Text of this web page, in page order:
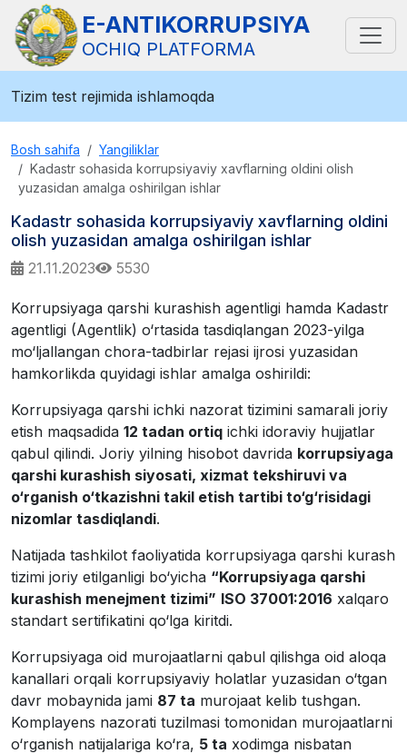
E-ANTIKORRUPSIYA
OCHIQ PLATFORMA
Tizim test rejimida ishlamoqda
Bosh sahifa
Yangiliklar
Kadastr sohasida korrupsiyaviy xavflarning oldini olish
yuzasidan amalga oshirilgan ishlar
Kadastr sohasida korrupsiyaviy xavflarning oldini
olish yuzasidan amalga oshirilgan ishlar
21.11.2023 5530
Korrupsiyaga qarshi kurashish agentligi hamda Kadastr
agentligi (Agentlik) o‘rtasida tasdiqlangan 2023-yilga
mo‘ljallangan chora-tadbirlar rejasi ijrosi yuzasidan
hamkorlikda quyidagi ishlar amalga oshirildi:
Korrupsiyaga qarshi ichki nazorat tizimini samarali joriy
etish maqsadida 12 tadan ortiq ichki idoraviy hujjatlar
qabul qilindi. Joriy yilning hisobot davrida korrupsiyaga
qarshi kurashish siyosati, xizmat tekshiruvi va
o‘rganish o‘tkazishni takil etish tartibi to‘g‘risidagi
nizomlar tasdiqlandi.
Natijada tashkilot faoliyatida korrupsiyaga qarshi kurash
tizimi joriy etilganligi bo‘yicha “Korrupsiyaga qarshi
kurashish menejment tizimi” ISO 37001:2016 xalqaro
standart sertifikatini qo‘lga kiritdi.
Korrupsiyaga oid murojaatlarni qabul qilishga oid aloqa
kanallari orqali korrupsiyaviy holatlar yuzasidan o‘tgan
davr mobaynida jami 87 ta murojaat kelib tushgan.
Komplayens nazorati tuzilmasi tomonidan murojaatlarni
o‘rganish natijalariga ko‘ra, 5 ta xodimga nisbatan